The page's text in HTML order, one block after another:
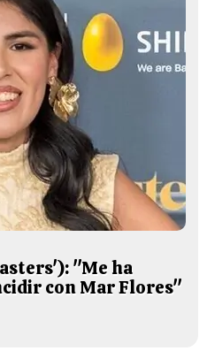
"Me ha
con Mar Flores"